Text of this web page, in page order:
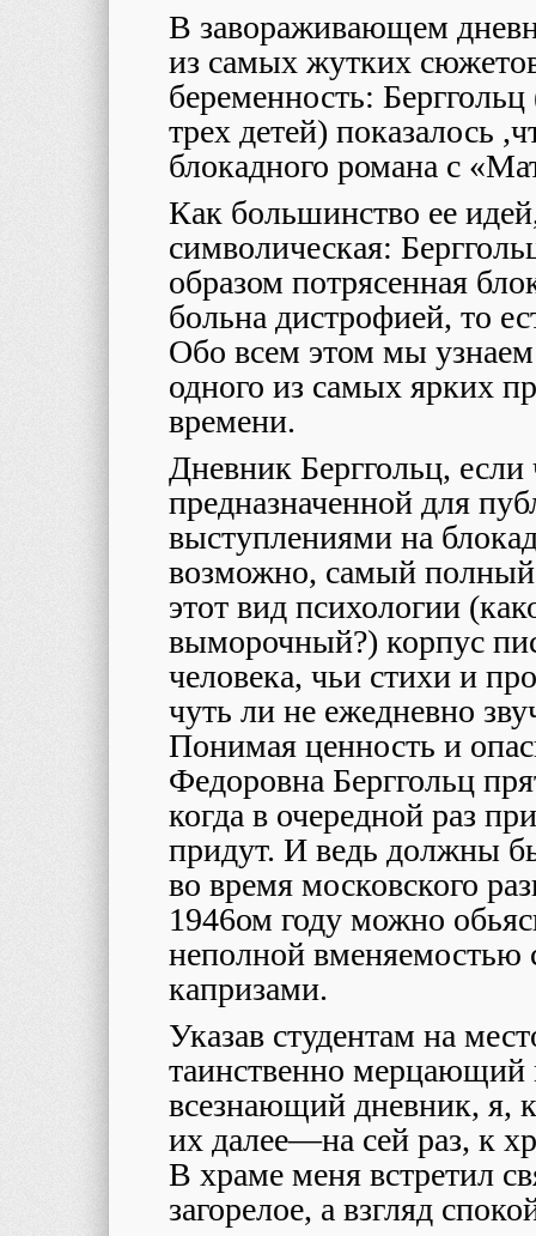
В завораживающем
из самых жутких
беременность:
трех детей) показалось
блокадного романа с
Как большинство ее
символическая:
образом потрясенная
больна дистрофией, то
Обо всем этом мы узнаем
одного из самых ярких
времени.
Дневник Берггольц, если
предназначенной для
выступлениями на
возможно, самый
этот вид психологии
выморочный?) корпус
человека, чьи стихи и
чуть ли не ежедневно
Понимая ценность и
Федоровна Берггольц
когда в очередной раз
придут. И ведь должны
во время московского
1946ом году можно
неполной вменяемостью
капризами.
Указав студентам на
таинственно мерцающий
всезнающий дневник, я,
их далее—на сей раз, к
В храме меня встретил
загорелое, а взгляд